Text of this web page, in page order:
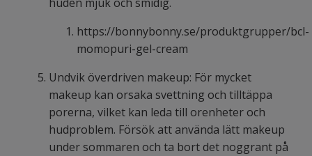
https://bonnybonny.se/produktgrupper/bcl-
momopuri-gel-cream
Undvik överdriven makeup: För mycket
makeup kan orsaka svettning och tilltäppa
porerna, vilket kan leda till orenheter och
hudproblem. Försök att använda lätt makeup
under sommaren och ta bort det noggrant på